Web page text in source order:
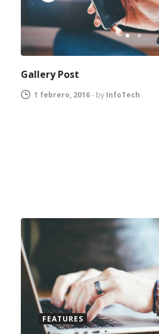
Gallery Post
1 febrero, 2016- by InfoTech
FEATURES